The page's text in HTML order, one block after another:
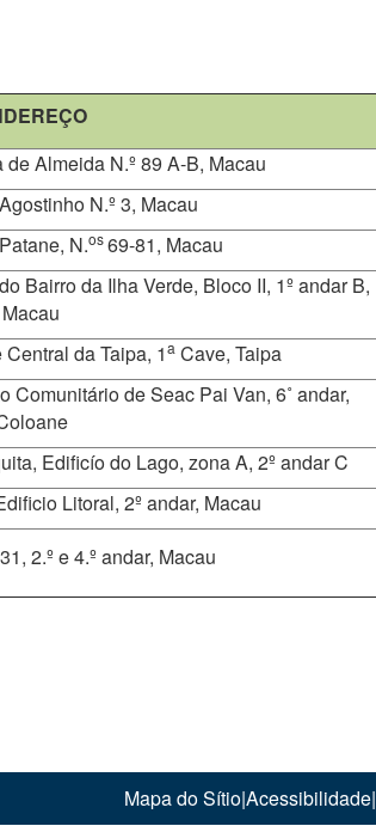
Almeida N.º 89 A-B, Macau
N.º 3, Macau
N.os69-81, Macau
Bairro da Ilha Verde, Bloco II, 1º andar B,
Macau
da Taipa, 1aCave, Taipa
Comunitário de Seac Pai Van, 6˚ andar,
Edificío do Lago, zona A, 2º andar C
Litoral, 2º andar, Macau
2.º e 4.º andar, Macau
Mapa do Sítio|Acessibilidade|